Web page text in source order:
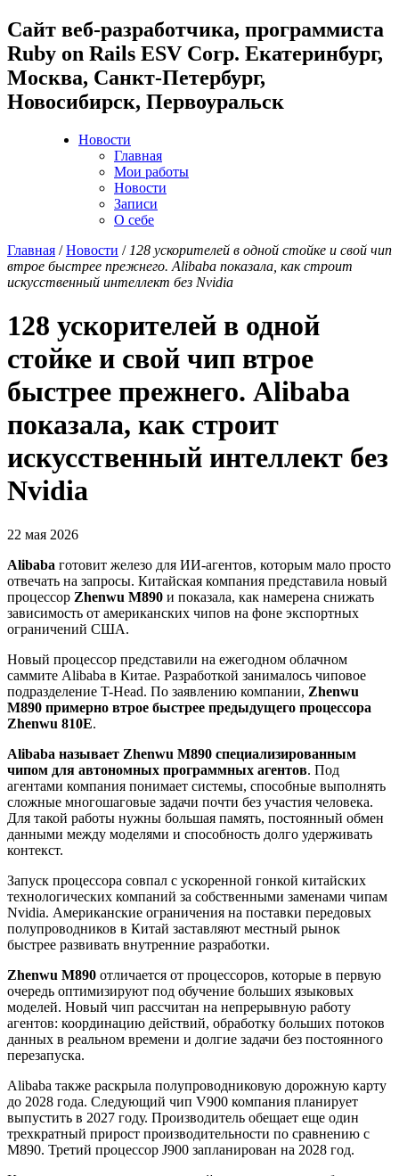
Cайт веб-разработчика, программиста
Ruby on Rails ESV Corp. Екатеринбург,
Москва, Санкт-Петербург,
Новосибирск, Первоуральск
Новости
Главная
Мои работы
Новости
Записи
О себе
Главная /Новости / 128 ускорителей в одной стойке и свой чип
втрое быстрее прежнего. Alibaba показала, как строит
искусственный интеллект без Nvidia
128 ускорителей в одной
стойке и свой чип втрое
быстрее прежнего. Alibaba
показала, как строит
искусственный интеллект без
Nvidia
22 мая 2026
Alibaba готовит железо для ИИ-агентов, которым мало просто
отвечать на запросы. Китайская компания представила новый
процессор Zhenwu M890 и показала, как намерена снижать
зависимость от американских чипов на фоне экспортных
ограничений США.
Новый процессор представили на ежегодном облачном
саммите Alibaba в Китае. Разработкой занималось чиповое
подразделение T-Head. По заявлению компании, Zhenwu
M890 примерно втрое быстрее предыдущего процессора
Zhenwu 810E.
Alibaba называет Zhenwu M890 специализированным
чипом для автономных программных агентов. Под
агентами компания понимает системы, способные выполнять
сложные многошаговые задачи почти без участия человека.
Для такой работы нужны большая память, постоянный обмен
данными между моделями и способность долго удерживать
контекст.
Запуск процессора совпал с ускоренной гонкой китайских
технологических компаний за собственными заменами чипам
Nvidia. Американские ограничения на поставки передовых
полупроводников в Китай заставляют местный рынок
быстрее развивать внутренние разработки.
Zhenwu M890 отличается от процессоров, которые в первую
очередь оптимизируют под обучение больших языковых
моделей. Новый чип рассчитан на непрерывную работу
агентов: координацию действий, обработку больших потоков
данных в реальном времени и долгие задачи без постоянного
перезапуска.
Alibaba также раскрыла полупроводниковую дорожную карту
до 2028 года. Следующий чип V900 компания планирует
выпустить в 2027 году. Производитель обещает еще один
трехкратный прирост производительности по сравнению с
M890. Третий процессор J900 запланирован на 2028 год.